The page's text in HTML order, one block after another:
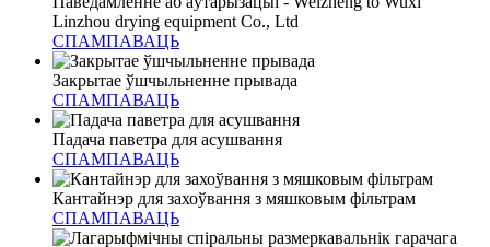
Linzhou drying equipment Co., Ltd
СПАМПАВАЦЬ
Закрытае ўшчыльненне прывада
СПАМПАВАЦЬ
Падача паветра для асушвання
СПАМПАВАЦЬ
Кантайнэр для захоўвання з мяшковым фільтрам
СПАМПАВАЦЬ